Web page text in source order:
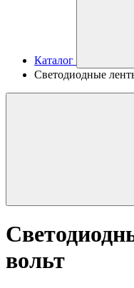
Каталог
Светодиодные
вольт